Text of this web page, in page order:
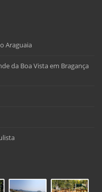
Araguaia
da Boa Vista em Bragança